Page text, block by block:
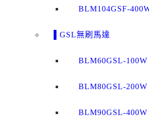
BLM104GSF-
▌GSL無刷馬達
BLM60GSL-100W
BLM80GSL-200W
BLM90GSL-400W